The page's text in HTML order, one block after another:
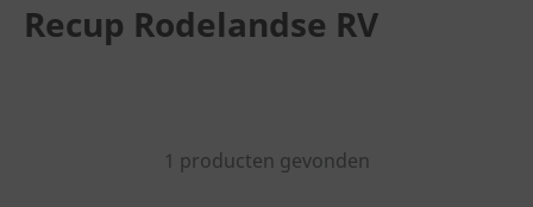
Recup Rodelandse RV
1 producten gevonden